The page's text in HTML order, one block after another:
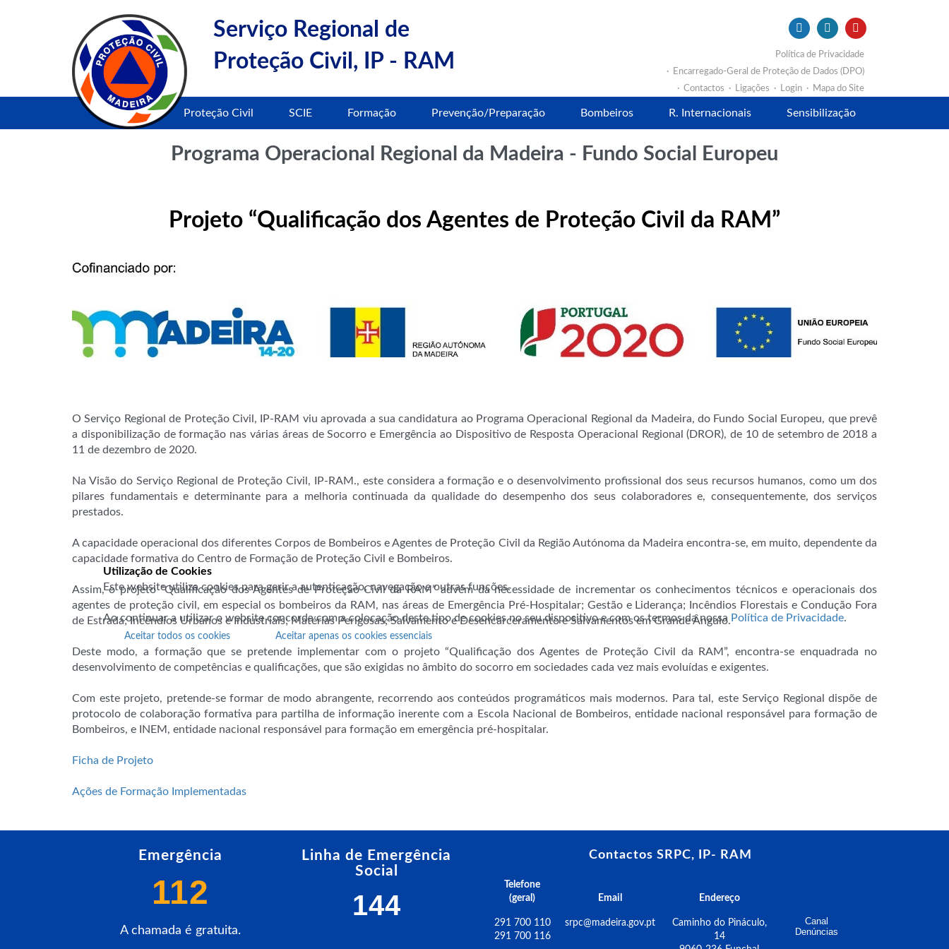
Serviço Regional de
Proteção Civil, IP - RAM
Política de Privacidade
Encarregado-Geral de Proteção de Dados (DPO)
Contactos
Ligações Login Mapa do Site
Proteção Civil SCIE Formação Prevenção/Preparação Bombeiros R. Internacionais Sensibilização
Programa Operacional Regional da Madeira - Fundo Social Europeu
Projeto “Qualificação dos Agentes de Proteção Civil da RAM”
O Serviço Regional de Proteção Civil, IP-RAM viu aprovada a sua candidatura ao Programa Operacional Regional da Madeira, do Fundo Social Europeu, que prevê
a disponibilização de formação nas várias áreas de Socorro e Emergência ao Dispositivo de Resposta Operacional Regional (DROR), de 10 de setembro de 2018 a
11 de dezembro de 2020.
Na Visão do Serviço Regional de Proteção Civil, IP-RAM., este considera a formação e o desenvolvimento profissional dos seus recursos humanos, como um dos
pilares fundamentais e determinante para a melhoria continuada da qualidade do desempenho dos seus colaboradores e, consequentemente, dos serviços
prestados.
A capacidade operacional dos diferentes Corpos de Bombeiros e Agentes de Proteção Civil da Região Autónoma da Madeira encontra-se, em muito, dependente da
capacidade formativa do Centro de Formação de Proteção Civil e Bombeiros.
Assim, o projeto “Qualificação dos Agentes de Proteção Civil da RAM” advém da necessidade de incrementar os conhecimentos técnicos e operacionais dos
agentes de proteção civil, em especial os bombeiros da RAM, nas áreas de Emergência Pré-Hospitalar; Gestão e Liderança; Incêndios Florestais e Condução Fora
de Estrada; Incêndios Urbanos e Industriais; Matérias Perigosas; Salvamento e Desencarceramento e Salvamentos em Grande Ângulo.
Deste modo, a formação que se pretende implementar com o projeto “Qualificação dos Agentes de Proteção Civil da RAM”, encontra-se enquadrada no
desenvolvimento de competências e qualificações, que são exigidas no âmbito do socorro em sociedades cada vez mais evoluídas e exigentes.
Com este projeto, pretende-se formar de modo abrangente, recorrendo aos conteúdos programáticos mais modernos. Para tal, este Serviço Regional dispõe de
protocolo de colaboração formativa para partilha de informação inerente com a Escola Nacional de Bombeiros, entidade nacional responsável para formação de
Bombeiros, e INEM, entidade nacional responsável para formação em emergência pré-hospitalar.
Ficha de Projeto
Ações de Formação Implementadas
Emergência
112
A chamada é gratuita.
Linha de Emergência
Social
144
Contactos SRPC, IP- RAM
Telefone
(geral)
Email Endereço
291 700 110
291 700 116
srpc@madeira.gov.pt
Caminho do Pináculo,
14
Canal
Denúncias
Utilização de Cookies
Este website utiliza cookies para gerir a autenticação, navegação e outras funções.
Ao continuar a utilizar o website concorda com a colocação deste tipo de cookies no seu dispositivo e com os termos da nossa Política de Privacidade.
Aceitar todos os cookies Aceitar apenas os cookies essenciais